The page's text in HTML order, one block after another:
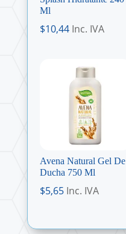
Ml
$10,44 Inc. IVA
Avena Natural Gel De
Ducha 750 Ml
$5,65 Inc. IVA